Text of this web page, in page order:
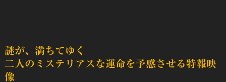
謎が、満ちてゆく
二人のミステリアスな運命を予感させる特報映
像